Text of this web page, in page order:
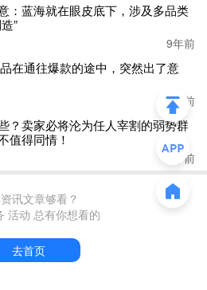
都有不同的需求，这些被选中的关
与之相连的还有内容本身。要特
是如何表达的。
的关键词，而且效果很好，你还
。个人的力量毕竟有限，也许有
知道什么时候可能又出现了和你的
可能获得很大的价值。
经不新鲜，只有做得更好，才能
你提供的是买家需要的，就不愁
：蓝海就在眼皮底下，涉及多品类
”
9年前
在通往爆款的途中，突然出了意
9年前
？卖家必将沦为任人宰割的弱势群
值得同情！
9年前
讯文章够看？
活动 总有你想看的
去首页